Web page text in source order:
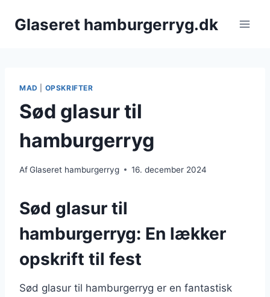
Glaseret hamburgerryg.dk
MAD OPSKRIFTER
Sød glasur til
hamburgerryg
AfGlaseret hamburgerryg 16. december 2024
Sød glasur til
hamburgerryg: En lækker
opskrift til fest
Sød glasur til hamburgerryg er en fantastisk